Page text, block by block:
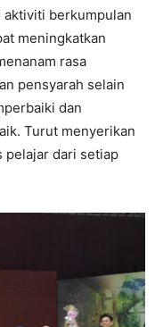
aktiviti berkumpulan
meningkatkan
rasa
pensyarah selain
dan
Turut menyerikan
pelajar dari setiap